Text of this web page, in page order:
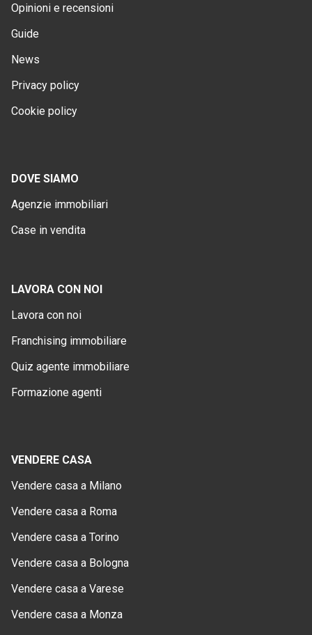
Opinioni e recensioni
Guide
News
Privacy policy
Cookie policy
DOVE SIAMO
Agenzie immobiliari
Case in vendita
LAVORA CON NOI
Lavora con noi
Franchising immobiliare
Quiz agente immobiliare
Formazione agenti
VENDERE CASA
Vendere casa a Milano
Vendere casa a Roma
Vendere casa a Torino
Vendere casa a Bologna
Vendere casa a Varese
Vendere casa a Monza